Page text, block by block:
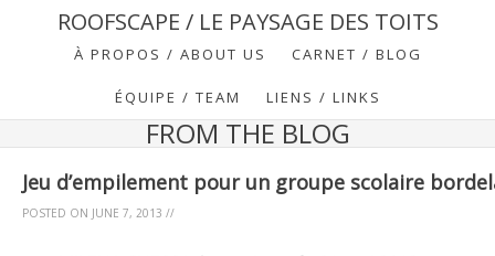
ROOFSCAPE / LE PAYSAGE DES TOITS
À PROPOS / ABOUT US CARNET / BLOG
ÉQUIPE / TEAM LIENS / LINKS
FROM THE BLOG
Jeu d’empilement pour un groupe scolaire
POSTED ON JUNE 7, 2013 //